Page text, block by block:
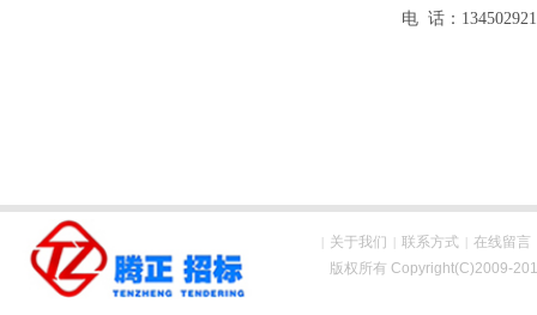
电 话：
| 关于我们 | 联系方式 | 在线留言
版权所有 Copyright(C)2009-